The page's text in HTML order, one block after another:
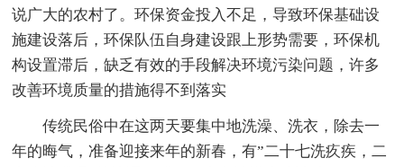
说广大的农村了。环保资金投入不足，导致环保基础设
施建设落后，环保队伍自身建设跟上形势需要，环保机
构设置滞后，缺乏有效的手段解决环境污染问题，许多
改善环境质量的措施得不到落实
传统民俗中在这两天要集中地洗澡、洗衣，除去一
年的晦气，准备迎接来年的新春，有”二十七洗疚疾，二